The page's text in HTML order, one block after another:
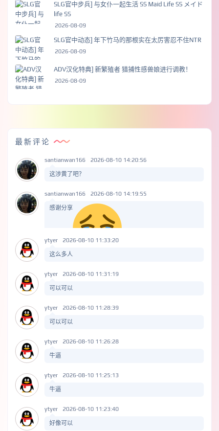
SLG官中步兵] 与女仆一起生活 SS Maid Life SS メイド
life SS
2026-08-09
SLG官中动态] 年下竹马的那根实在太厉害忍不住NTR
2026-08-09
ADV汉化特典] 新繁殖者 猎捕性感兽娘进行调教！
2026-08-09
最新评论
santianwan166 2026-08-10 14:20:56
这涉黄了吧？
santianwan166 2026-08-10 14:19:55
感谢分享
ytyer 2026-08-10 11:33:20
这么多人
ytyer 2026-08-10 11:31:19
可以可以
ytyer 2026-08-10 11:28:39
可以可以
ytyer 2026-08-10 11:26:28
牛逼
ytyer 2026-08-10 11:25:13
牛逼
ytyer 2026-08-10 11:23:40
好像可以